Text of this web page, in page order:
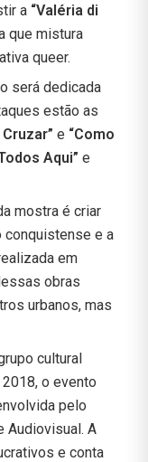
a “Valéria di
que mistura
queer.
será dedicada
estão as
e “Como
Aqui” e
mostra é criar
conquistense e a
em
obras
urbanos, mas
cultural
o evento
pelo
Audiovisual. A
e conta